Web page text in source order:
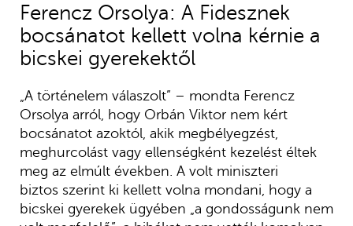
Ferencz Orsolya: A Fidesznek
bocsánatot kellett volna kérnie a
bicskei gyerekektől
„A történelem válaszolt” – mondta Ferencz
Orsolya arról, hogy Orbán Viktor nem kért
bocsánatot azoktól, akik megbélyegzést,
meghurcolást vagy ellenségként kezelést éltek
meg az elmúlt években. A volt miniszteri
biztos szerint ki kellett volna mondani, hogy a
bicskei gyerekek ügyében „a gondosságunk nem